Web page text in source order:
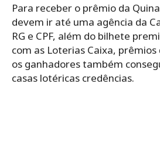
Para receber o prêmio da
devem ir até uma agência da
RG e CPF, além do bilhete
com as Loterias Caixa,
os ganhadores também
casas lotéricas credências.